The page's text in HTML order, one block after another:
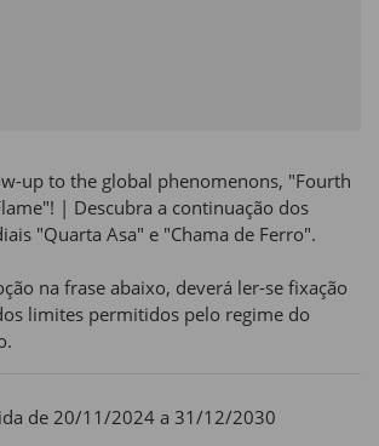
up to the global phenomenons, "Fourth
| Descubra a continuação dos
"Quarta Asa" e "Chama de Ferro".
na frase abaixo, deverá ler-se fixação
limites permitidos pelo regime do
de 20/11/2024 a 31/12/2030